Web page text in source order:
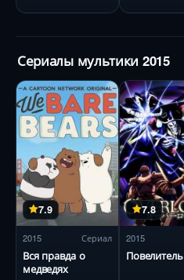
Сериалы мультики 2015
7.9
2015 Сериал
Вся правда о
медведях
7.8
2015
Повелитель